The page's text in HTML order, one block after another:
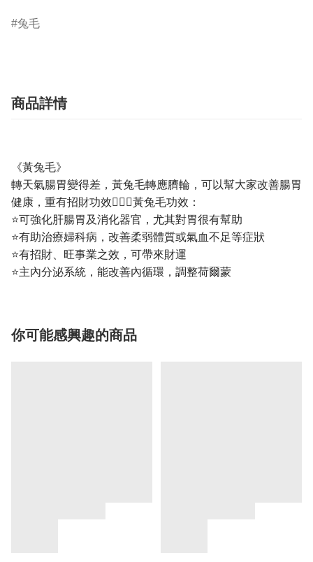
兔毛
商品詳情
《黃兔毛》
轉天氣腸胃變得差，黃兔毛轉應臍輪，可以幫大家改善腸胃
健康，重有招財功效💁🏼‍♀️黃兔毛功效：
⭐️可強化肝腸胃及消化器官，尤其對胃很有幫助
⭐️有助治療婦科病，改善柔弱體質或氣血不足等症狀
⭐️有招財、旺事業之效，可帶來財運
⭐️主內分泌系統，能改善內循環，調整荷爾蒙
你可能感興趣的商品